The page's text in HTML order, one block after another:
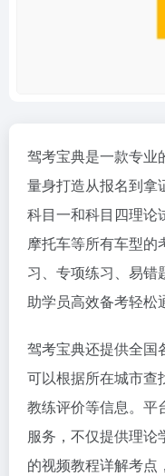
驾考宝典是一款专业
量身打造从报名到拿
科目一和科目四理论
摩托车等所有车型的
习、专项练习、易错
助学员高效备考轻松
驾考宝典还提供全国
可以根据所在城市查
教练评价等信息。平
服务，不仅提供理论
的视频教程详解考点